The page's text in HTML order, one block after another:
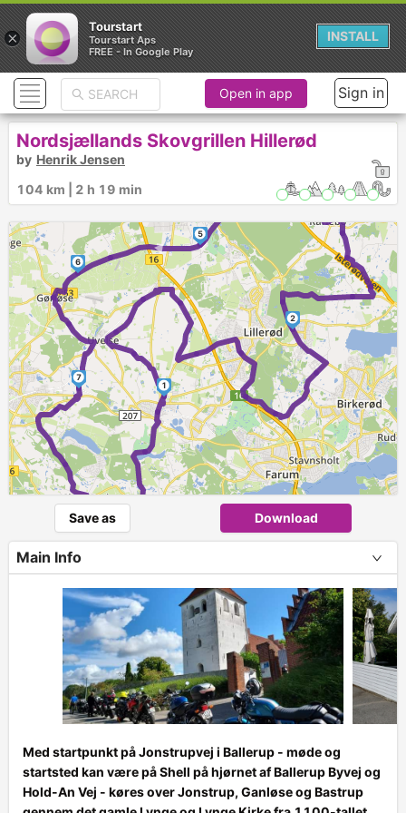
►
►
►
►
►
1
2
3
4
5
6
7
Open in app Sign in
Nordsjællands Skovgrillen Hillerød
by Henrik Jensen
104 km | 2 h 19 min
Save as Download
Main Info
Med startpunkt på Jonstrupvej i Ballerup - møde og
startsted kan være på Shell på hjørnet af Ballerup Byvej og
Hold-An Vej - køres over Jonstrup, Ganløse og Bastrup
×
Tourstart
Tourstart Aps
FREE - In Google Play
INSTALL